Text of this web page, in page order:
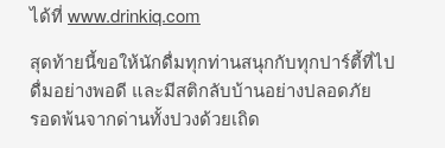
ได้ที่ www.drinkiq.com
สุดท้ายนี้ขอให้นักดื่มทุกท่านสนุกกับทุกปาร์ตี้ที่ไป
ดื่มอย่างพอดี และมีสติกลับบ้านอย่างปลอดภัย
รอดพ้นจากด่านทั้งปวงด้วยเถิด